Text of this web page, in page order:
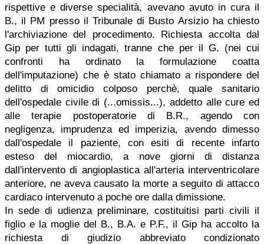
rispettive e diverse specialità, avevano avuto in cura il
B., il PM presso il Tribunale di Busto Arsizio ha chiesto
l'archiviazione del procedimento. Richiesta accolta dal
Gip per tutti gli indagati, tranne che per il G. (nei cui
confronti ha ordinato la formulazione coatta
dell'imputazione) che è stato chiamato a rispondere del
delitto di omicidio colposo perchè, quale sanitario
dell'ospedale civile di (...omissis...), addetto alle cure ed
alle terapie postoperatorie di B.R., agendo con
negligenza, imprudenza ed imperizia, avendo dimesso
dall'ospedale il paziente, con esiti di recente infarto
esteso del miocardio, a nove giorni di distanza
dall'intervento di angioplastica all'arteria interventricolare
anteriore, ne aveva causato la morte a seguito di attacco
cardiaco intervenuto a poche ore dalla dimissione.
In sede di udienza preliminare, costituitisi parti civili il
figlio e la moglie del B., B.A. e P.F., il Gip ha accolto la
richiesta di giudizio abbreviato condizionato